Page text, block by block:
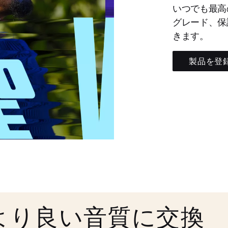
いつでも最
グレード、
きます。
製品を登
り良い音質に交換